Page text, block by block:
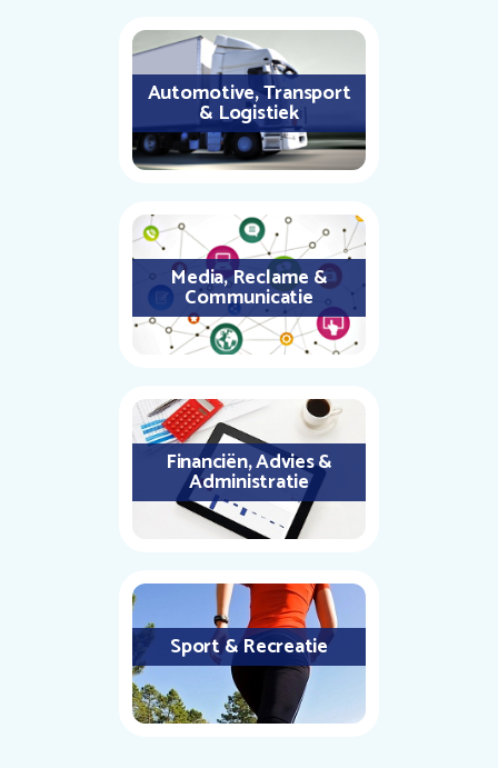
Automotive, Transport
& Logistiek
Media, Reclame &
Communicatie
Financiën, Advies &
Administratie
Sport & Recreatie